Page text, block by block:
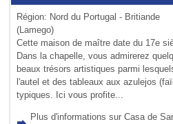
Région: Nord du Portugal - Britiande
(Lamego)
Cette maison de maître date du 17e
Dans la chapelle, vous admirerez
beaux trésors artistiques parmi
l'autel et des tableaux aux azulejos
typiques. Ici vous profite...
Plus d'informations sur Casa de